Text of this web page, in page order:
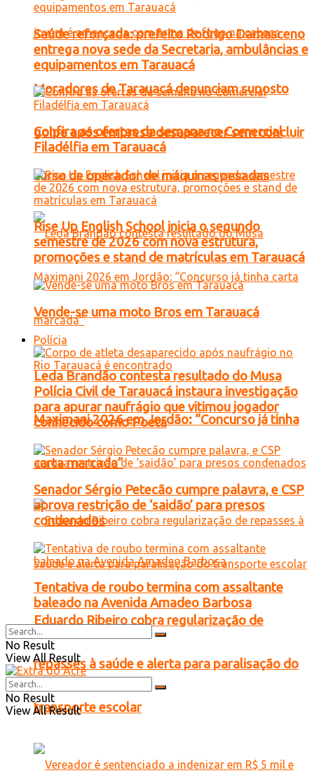
Moradores de Tarauacá denunciam suposto
golpe após empresa desaparecer sem concluir
curso de operador de máquinas pesadas
Leda Brandão contesta resultado do Musa
Maximani 2026 em Jordão: “Concurso já tinha
carta marcada”
Eduardo Ribeiro cobra regularização de
repasses à saúde e alerta para paralisação do
transporte escolar
Saúde reforçada: prefeito Rodrigo Damasceno
entrega nova sede da Secretaria, ambulâncias e
equipamentos em Tarauacá
Confira as ofertas da semana no Comercial
Filadélfia em Tarauacá
Rise Up English School inicia o segundo
semestre de 2026 com nova estrutura,
promoções e stand de matrículas em Tarauacá
Vende-se uma moto Bros em Tarauacá
Polícia
Polícia Civil de Tarauacá instaura investigação
para apurar naufrágio que vitimou jogador
conhecido como Poeta
Senador Sérgio Petecão cumpre palavra, e CSP
aprova restrição de ‘saidão’ para presos
condenados
Tentativa de roubo termina com assaltante
baleado na Avenida Amadeo Barbosa
No Result
View All Result
No Result
View All Result